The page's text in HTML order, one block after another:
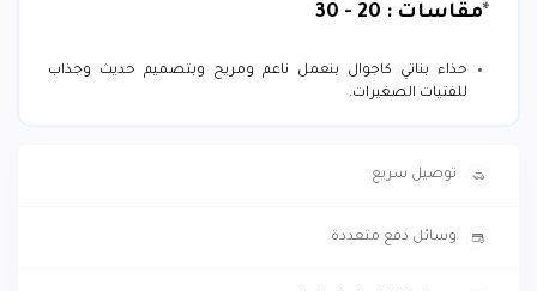
*مقاسات : 20 - 30
حذاء بناتي كاجوال بنعمل ناعم ومريح وبتصميم حديث وجذاب
للفتيات الصغيرات.
توصيل سريع
وسائل دفع متعددة